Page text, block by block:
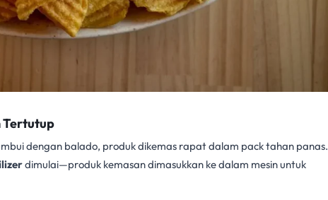
Tertutup
dengan balado, produk dikemas rapat dalam pack tahan panas.
dimulai—produk kemasan dimasukkan ke dalam mesin untuk